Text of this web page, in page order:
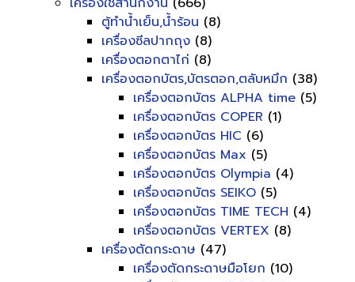
ตู้ทำน้ำเย็น,น้ำร้อน (8)
เครื่องซีลปากถุง (8)
เครื่องตอกตาไก่ (8)
เครื่องตอกบัตร,บัตรตอก,ตลับหมึก (38)
เครื่องตอกบัตร ALPHA time (5)
เครื่องตอกบัตร COPER (1)
เครื่องตอกบัตร HIC (6)
เครื่องตอกบัตร Max (5)
เครื่องตอกบัตร Olympia (4)
เครื่องตอกบัตร SEIKO (5)
เครื่องตอกบัตร TIME TECH (4)
เครื่องตอกบัตร VERTEX (8)
เครื่องตัดกระดาษ (47)
เครื่องตัดกระดาษมือโยก (10)